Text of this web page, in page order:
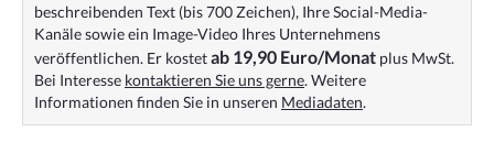
beschreibenden Text (bis 700 Zeichen), Ihre Social-Media-
Kanäle sowie ein Image-Video Ihres Unternehmens
veröffentlichen. Er kostetab 19,90 Euro/Monat plus MwSt.
Bei Interesse kontaktieren Sie uns gerne. Weitere
Informationen finden Sie in unseren Mediadaten.